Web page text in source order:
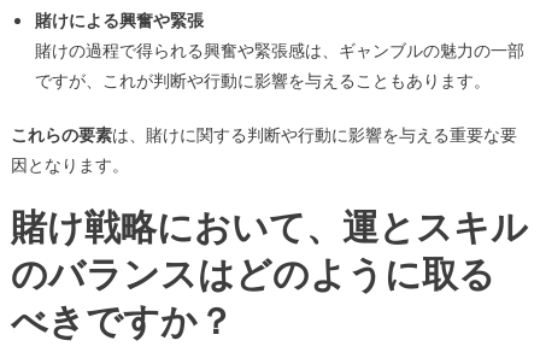
賭けによる興奮や緊張
賭けの過程で得られる興奮や緊張感は、ギャンブルの魅力の一部
ですが、これが判断や行動に影響を与えることもあります。
これらの要素は、賭けに関する判断や行動に影響を与える重要な要
因となります。
賭け戦略において、運とスキル
のバランスはどのように取る
べきですか？